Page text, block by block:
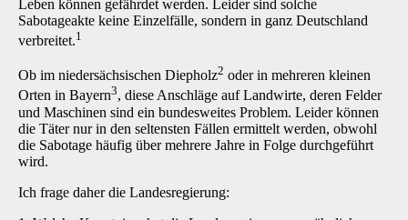
Leben können gefährdet werden. Leider sind solche
Sabotageakte keine Einzelfälle, sondern in ganz Deutschland
verbreitet.1
Ob im niedersächsischen Diepholz2 oder in mehreren kleinen
Orten in Bayern3, diese Anschläge auf Landwirte, deren Felder
und Maschinen sind ein bundesweites Problem. Leider können
die Täter nur in den seltensten Fällen ermittelt werden, obwohl
die Sabotage häufig über mehrere Jahre in Folge durchgeführt
wird.
Ich frage daher die Landesregierung: